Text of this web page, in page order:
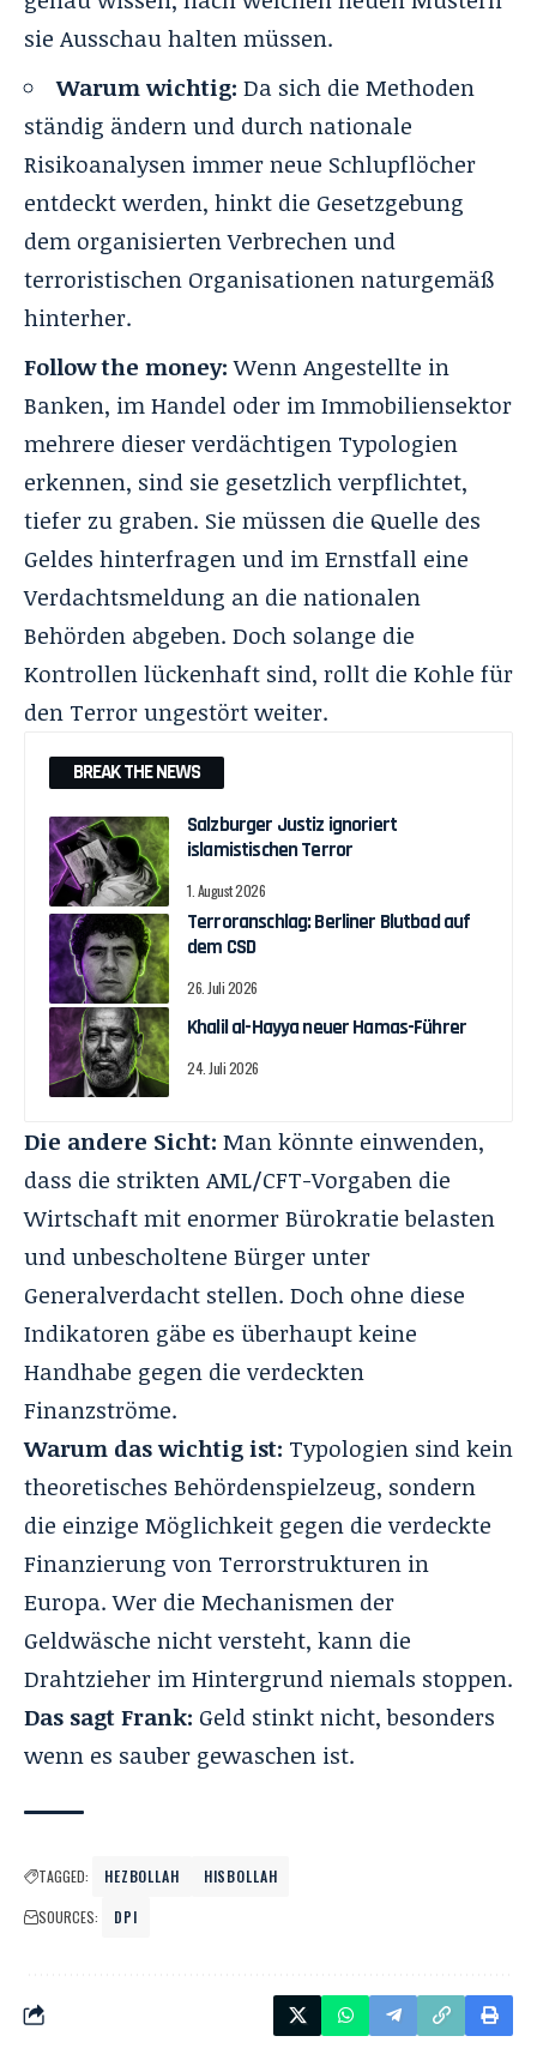
sie Ausschau halten müssen.
Warum wichtig: Da sich die Methoden
ständig ändern und durch nationale
Risikoanalysen immer neue Schlupflöcher
entdeckt werden, hinkt die Gesetzgebung
dem organisierten Verbrechen und
terroristischen Organisationen naturgemäß
hinterher.
Follow the money:Wenn Angestellte in
Banken, im Handel oder im Immobiliensektor
mehrere dieser verdächtigen Typologien
erkennen, sind sie gesetzlich verpflichtet,
tiefer zu graben. Sie müssen die Quelle des
Geldes hinterfragen und im Ernstfall eine
Verdachtsmeldung an die nationalen
Behörden abgeben. Doch solange die
Kontrollen lückenhaft sind, rollt die Kohle für
den Terror ungestört weiter.
BREAK THE NEWS
Salzburger Justiz ignoriert
islamistischen Terror
1. August 2026
Terroranschlag: Berliner Blutbad auf
dem CSD
26. Juli 2026
Khalil al-Hayya neuer Hamas-Führer
24. Juli 2026
Die andere Sicht: Man könnte einwenden,
dass die strikten AML/CFT-Vorgaben die
Wirtschaft mit enormer Bürokratie belasten
und unbescholtene Bürger unter
Generalverdacht stellen. Doch ohne diese
Indikatoren gäbe es überhaupt keine
Handhabe gegen die verdeckten
Finanzströme.
Warum das wichtig ist: Typologien sind kein
theoretisches Behördenspielzeug, sondern
die einzige Möglichkeit gegen die verdeckte
Finanzierung von Terrorstrukturen in
Europa. Wer die Mechanismen der
Geldwäsche nicht versteht, kann die
Drahtzieher im Hintergrund niemals stoppen.
Das sagt Frank: Geld stinkt nicht, besonders
wenn es sauber gewaschen ist.
TAGGED: HEZBOLLAH
HISBOLLAH
SOURCES:
DPI